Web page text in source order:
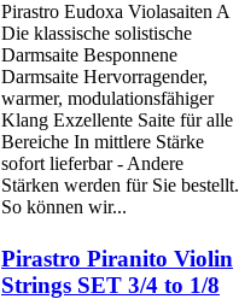
Pirastro Eudoxa Violasaiten A
Die klassische solistische
Darmsaite Besponnene
Darmsaite Hervorragender,
warmer, modulationsfähiger
Klang Exzellente Saite für alle
Bereiche In mittlere Stärke
sofort lieferbar - Andere
Stärken werden für Sie bestellt.
So können wir...
Pirastro Piranito Violin
Strings SET 3/4 to 1/8